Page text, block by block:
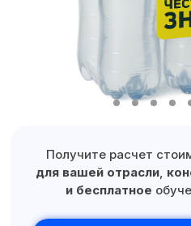
+7 (499)
ОБРАТНЫЙ
Свяжитесь с
мы сейчас
Получите расчет
для вашей отрасли,
и бесплатное